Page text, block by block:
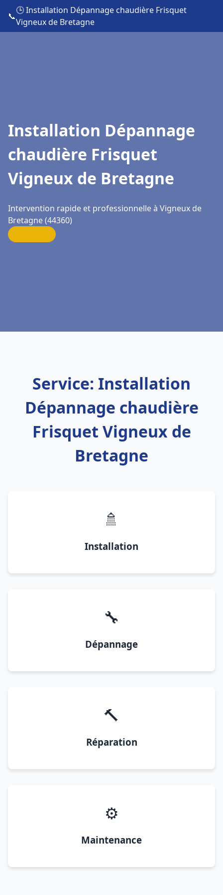
📞
🕒 Installation Dépannage chaudière Frisquet
Vigneux de Bretagne
Installation Dépannage
chaudière Frisquet
Vigneux de Bretagne
Intervention rapide et professionnelle à Vigneux de
Bretagne (44360)
Service: Installation
Dépannage chaudière
Frisquet Vigneux de
Bretagne
🚿
Installation
🔧
Dépannage
🔨
Réparation
⚙️
Maintenance